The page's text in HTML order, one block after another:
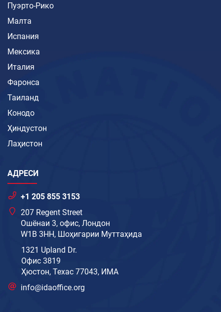
Пуэрто-Рико
Малта
Испания
Мексика
Италия
Фаронса
Таиланд
Конодо
Ҳиндустон
Лаҳистон
АДРЕСИ
+1 205 855 3153
207 Regent Street
Ошёнаи 3, офис, Лондон
W1B 3HH, Шоҳигарии Муттаҳида
1321 Upland Dr.
Офис 3819
Ҳюстон, Техас 77043, ИМА
info@idaoffice.org